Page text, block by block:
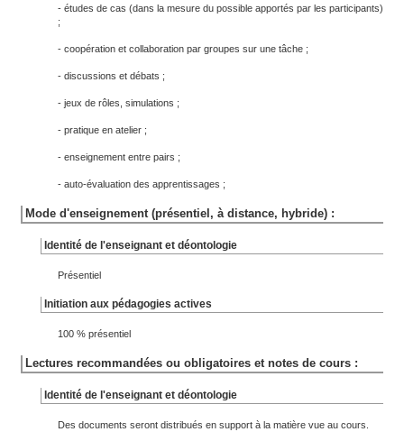
- études de cas (dans la mesure du possible apportés par les participants)
;
- coopération et collaboration par groupes sur une tâche ;
- discussions et débats ;
- jeux de rôles, simulations ;
- pratique en atelier ;
- enseignement entre pairs ;
- auto-évaluation des apprentissages ;
Mode d'enseignement (présentiel, à distance, hybride) :
Identité de l'enseignant et déontologie
Présentiel
Initiation aux pédagogies actives
100 % présentiel
Lectures recommandées ou obligatoires et notes de cours :
Identité de l'enseignant et déontologie
Des documents seront distribués en support à la matière vue au cours.